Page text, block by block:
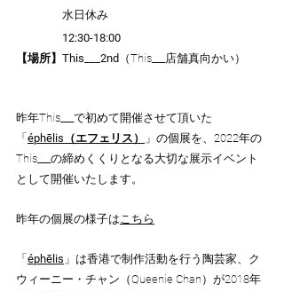
水日休み
12:30-18:00
【場所】This___2nd （This___店舗真向かい）
昨年This___で初めて開催させて頂いた
「 éphēlis（エフェリス）
」の個展を、2022年の
This___の締めくくりとなる大切な展示イベント
として開催いたします。
昨年の個展の様子はこちら
「 éphēlis 」は香港で制作活動を行う陶芸家、ク
ウィーニー・チャン（Queenie Chan）が2018年